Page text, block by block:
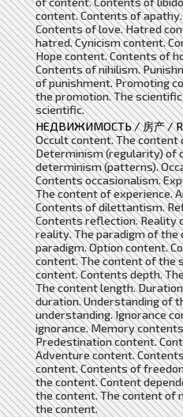
content. Contents of
Contents of love. Hatred
hatred. Cynicism content.
Hope content. Contents of
Contents of nihilism.
of punishment. Promoting
the promotion. The
scientific.
НЕДВИЖИМОСТЬ / 房产 /
Occult content. The content
Determinism (regularity) of
determinism (patterns).
Contents occasionalism.
The content of experience.
Contents of dilettantism.
Contents reflection. Reality
reality. The paradigm of the
paradigm. Option content.
content. The content of the
content. Contents depth.
The content length.
duration. Understanding of
understanding. Ignorance
ignorance. Memory
Predestination content.
Adventure content.
content. Contents of
the content. Content
the content. The content of
the content.